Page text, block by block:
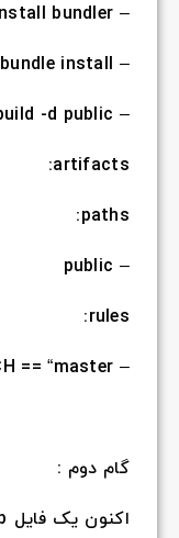
– gem install bundler
– bundle install
– bundle exec jekyll build -d public
artifacts:
paths:
– public
rules:
– if: ‘$CI_COMMIT_BRANCH == “master”‘
گام دوم :